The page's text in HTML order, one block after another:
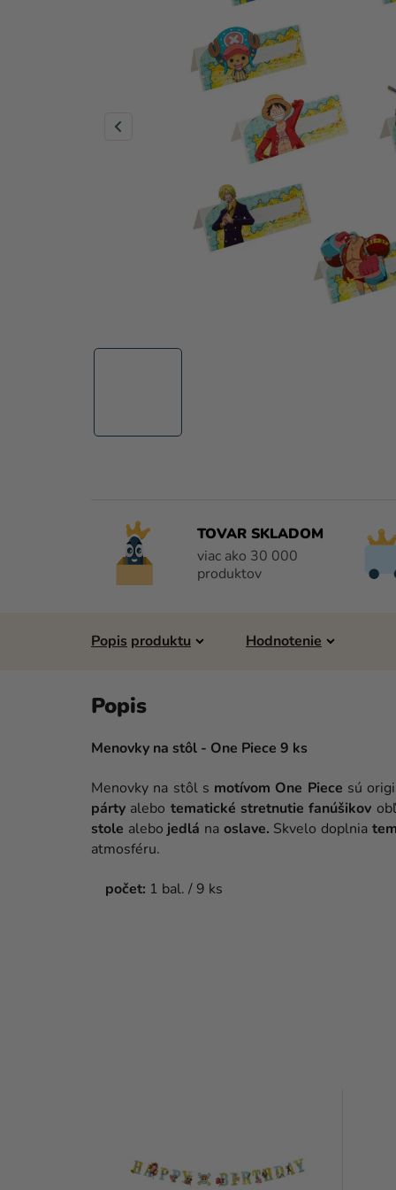
TOVAR SKLADOM
viac ako 30 000
produktov
Popis Hodnotenie
Menovky na stôl - One Piece 9 ks
Menovky na stôl s motívom One Piece sú
párty alebo tematické stretnutie fanúšikov
stole alebo jedlá na oslave. Skvelo doplnia
atmosféru.
počet: 1 bal. / 9 ks